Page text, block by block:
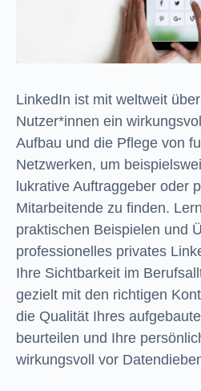
LinkedIn ist mit weltweit
Nutzer*innen ein
Aufbau und die Pflege von
Netzwerken, um
lukrative Auftraggeber oder
Mitarbeitende zu finden.
praktischen Beispielen und
professionelles privates
Ihre Sichtbarkeit im
gezielt mit den richtigen
die Qualität Ihres
beurteilen und Ihre
wirkungsvoll vor